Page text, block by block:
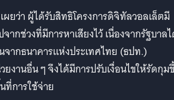
ผยว่า ผู้ได้รับสิทธิโครงการดิจิทัลวอลเล็ตมี
ากช่วงที่มีการหาเสียงไว้ เนื่องจากรัฐบาล
จากธนาคารแห่งประเทศไทย (ธปท.)
านอื่น ๆ จึงได้มีการปรับเงื่อนไขให้รัดกุม
ที่การใช้จ่าย